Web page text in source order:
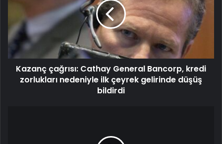
Kazanç çağrısı: Cathay General Bancorp, kredi
zorlukları nedeniyle ilk çeyrek gelirinde düşüş
bildirdi